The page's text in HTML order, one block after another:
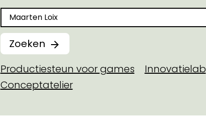
Zoeken naar
Zoeken
Productiesteun voor games
Innovatielab
Conceptatelier